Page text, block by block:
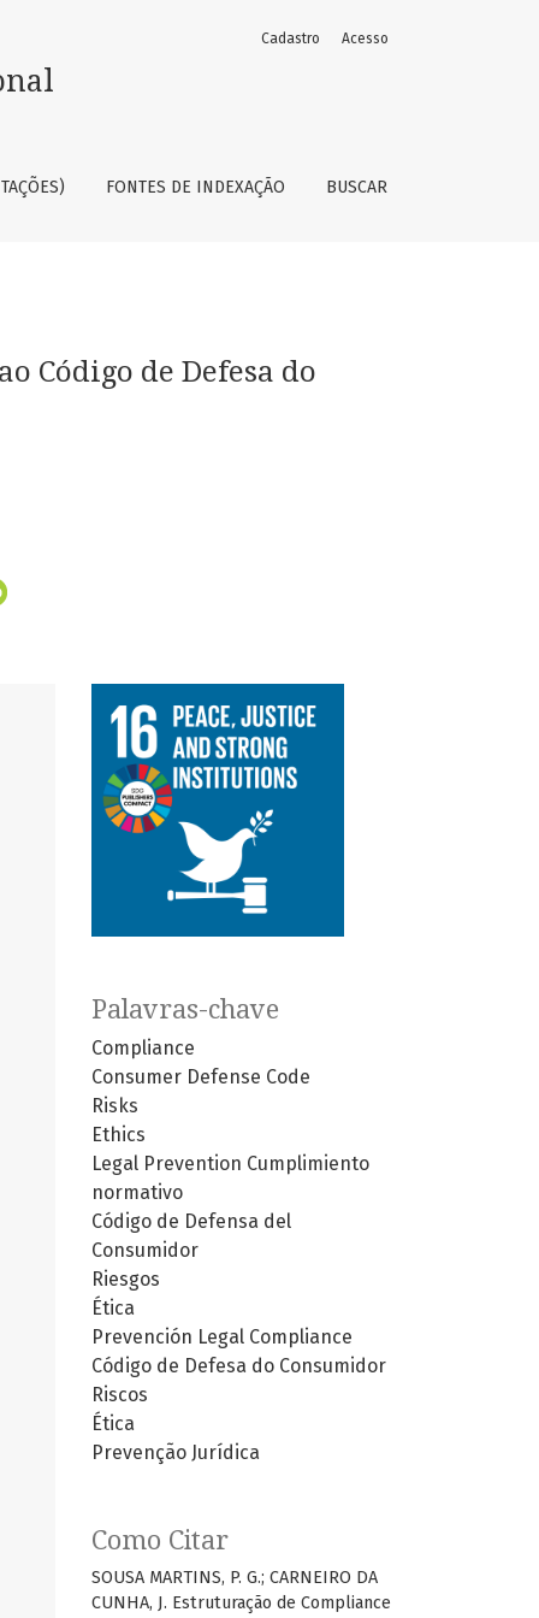
FONTES DE INDEXAÇÃO BUSCAR
Cadastro Acesso
Código de Defesa do
Palavras-chave
Compliance
Consumer Defense Code
Risks
Ethics
Legal Prevention Cumplimiento
normativo
Código de Defensa del
Consumidor
Riesgos
Ética
Prevención Legal Compliance
Código de Defesa do Consumidor
Riscos
Ética
Prevenção Jurídica
Como Citar
SOUSA MARTINS, P. G.; CARNEIRO DA
CUNHA, J. Estruturação de Compliance